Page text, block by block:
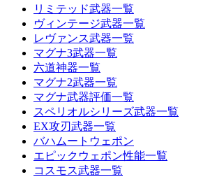
リミテッド武器一覧
ヴィンテージ武器一覧
レヴァンス武器一覧
マグナ3武器一覧
六道神器一覧
マグナ2武器一覧
マグナ武器評価一覧
スペリオルシリーズ武器一覧
EX攻刃武器一覧
バハムートウェポン
エピックウェポン性能一覧
コスモス武器一覧